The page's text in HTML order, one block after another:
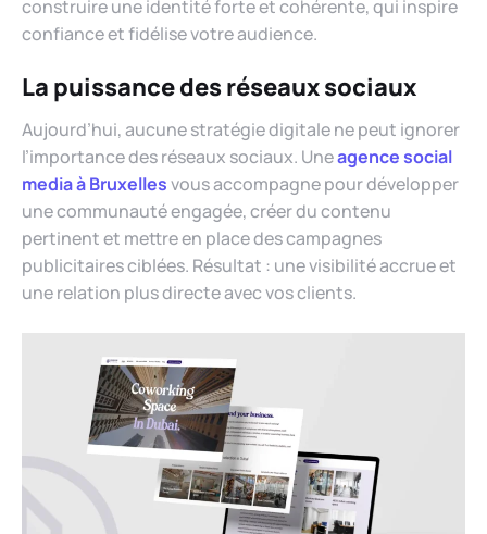
construire une identité forte et cohérente, qui inspire
confiance et fidélise votre audience.
La puissance des réseaux sociaux
Aujourd’hui, aucune stratégie digitale ne peut ignorer
l’importance des réseaux sociaux. Uneagence social
media à Bruxellesvous accompagne pour développer
une communauté engagée, créer du contenu
pertinent et mettre en place des campagnes
publicitaires ciblées. Résultat : une visibilité accrue et
une relation plus directe avec vos clients.